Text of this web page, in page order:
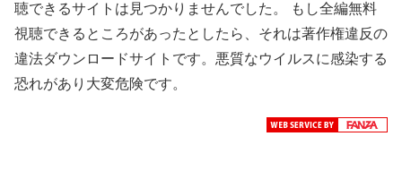
聴できるサイトは見つかりませんでした。 もし全編無料
視聴できるところがあったとしたら、それは著作権違反の
違法ダウンロードサイトです。悪質なウイルスに感染する
恐れがあり大変危険です。